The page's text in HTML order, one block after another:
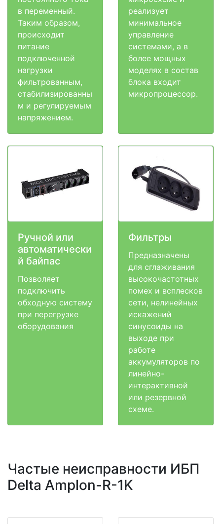
в переменный.
Таким образом,
происходит
питание
подключенной
нагрузки
фильтрованным,
стабилизированны
м и регулируемым
напряжением.
реализует
минимальное
управление
системами, а в
более мощных
моделях в состав
блока входит
микропроцессор.
Ручной или
автоматически
й байпас
Позволяет
подключить
обходную систему
при перегрузке
оборудования
Фильтры
Предназначены
для сглаживания
высокочастотных
помех и всплесков
сети, нелинейных
искажений
синусоиды на
выходе при
работе
аккумуляторов по
линейно-
интерактивной
или резервной
схеме.
Частые неисправности ИБП
Delta Amplon-R-1K